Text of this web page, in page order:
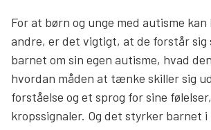
For at børn og unge med autisme
andre, er det vigtigt, at de forstår sig
barnet om sin egen autisme, hvad
hvordan måden at tænke skiller sig
forståelse og et sprog for sine
kropssignaler. Og det styrker barnet i